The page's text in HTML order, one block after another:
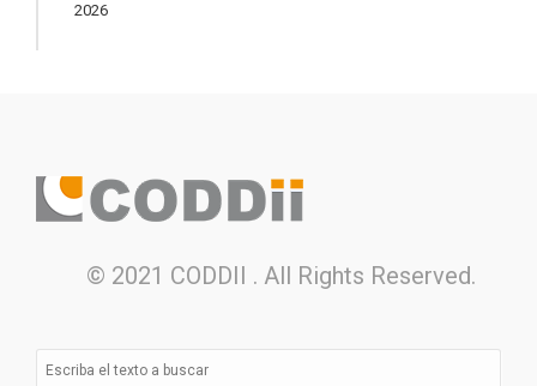
2026
© 2021 CODDII . All Rights Reserved.